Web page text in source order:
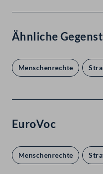
Ähnliche
Menschenrechte
EuroVoc
Menschenrechte